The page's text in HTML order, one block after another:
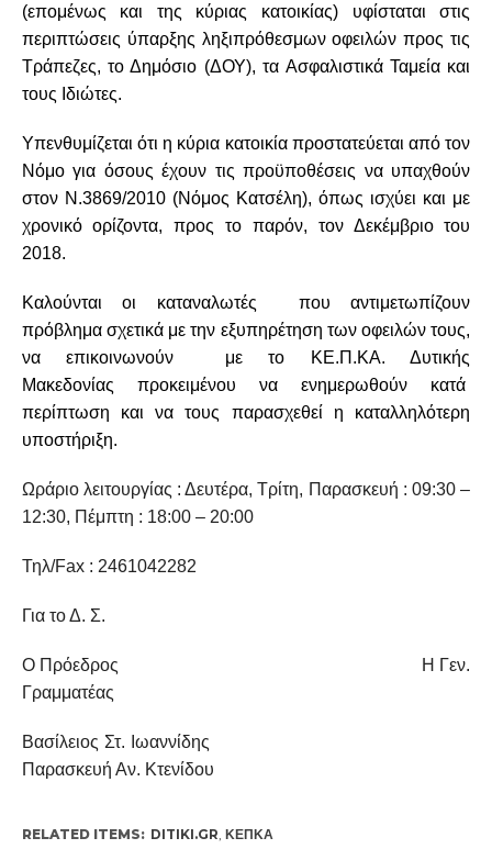
(επομένως και της κύριας κατοικίας) υφίσταται στις
περιπτώσεις ύπαρξης ληξιπρόθεσμων οφειλών προς τις
Τράπεζες, το Δημόσιο (ΔΟΥ), τα Ασφαλιστικά Ταμεία και
τους Ιδιώτες.
Υπενθυμίζεται ότι η κύρια κατοικία προστατεύεται από τον
Νόμο για όσους έχουν τις προϋποθέσεις να υπαχθούν
στον Ν.3869/2010 (Νόμος Κατσέλη), όπως ισχύει και με
χρονικό ορίζοντα, προς το παρόν, τον Δεκέμβριο του
2018.
Καλούνται οι καταναλωτές που αντιμετωπίζουν
πρόβλημα σχετικά με την εξυπηρέτηση των οφειλών τους,
να επικοινωνούν με το ΚΕ.Π.ΚΑ. Δυτικής
Μακεδονίας προκειμένου να ενημερωθούν κατά
περίπτωση και να τους παρασχεθεί η καταλληλότερη
υποστήριξη.
Ωράριο λειτουργίας : Δευτέρα, Τρίτη, Παρασκευή : 09:30 –
12:30, Πέμπτη : 18:00 – 20:00
Τηλ/Fax : 2461042282
Για το Δ. Σ.
Ο Πρόεδρος Η Γεν.
Γραμματέας
Βασίλειος Στ. Ιωαννίδης
Παρασκευή Αν. Κτενίδου
RELATED ITEMS: DITIKI.GR, ΚΕΠΚΑ